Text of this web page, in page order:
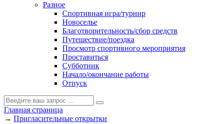
Разное
Спортивная игра/турнир
Новоселье
Благотворительность/сбор средств
Путешествие/поездка
Просмотр спортивного мероприятия
Проставиться
Субботник
Начало/окончание работы
Отпуск
Главная страница
→ Пригласительные открытки